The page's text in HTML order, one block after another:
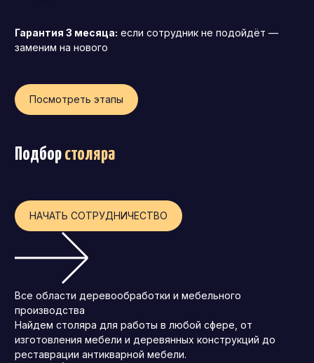
Генеральный директор (CEO)
Коммерческий директор
Операционный директор (COO)
Директор по стратегическому развитию
Финансовый директор (CFO)
Технический директор (CTO)
Мировой HR
Франшиза
Гарантия 3 месяца: если сотрудник не подойдёт —
заменим на нового
Посмотреть этапы
Подборстоляра
НАЧАТЬ СОТРУДНИЧЕСТВО
Все области деревообработки и мебельного
производства
Найдем столяра для работы в любой сфере, от
изготовления мебели и деревянных конструкций до
реставрации антикварной мебели.